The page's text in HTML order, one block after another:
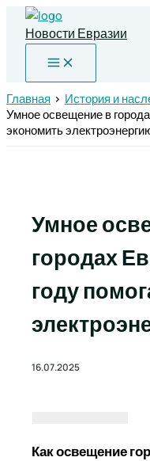
Перейти
содержимому
Новости Евразии
Главная
История и
Умное освещение в
экономить
Умное
городах
году
16.07.2025
Как освещение